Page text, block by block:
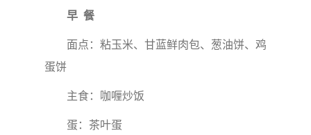
早 餐
面点：粘玉米、甘蓝鲜肉包、葱油饼、鸡
蛋饼
主食：咖喱炒饭
蛋：茶叶蛋